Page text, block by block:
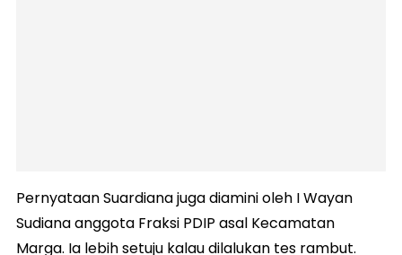
Pernyataan Suardiana juga diamini oleh I Wayan
Sudiana anggota Fraksi PDIP asal Kecamatan
Marga. Ia lebih setuju kalau dilalukan tes rambut.